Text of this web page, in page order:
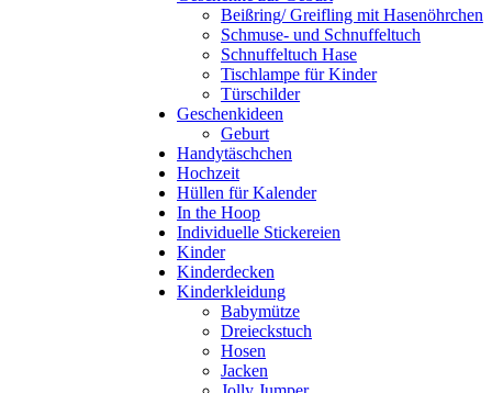
Beißring/ Greifling mit Hasenöhrchen
Schmuse- und Schnuffeltuch
Schnuffeltuch Hase
Tischlampe für Kinder
Türschilder
Geschenkideen
Geburt
Handytäschchen
Hochzeit
Hüllen für Kalender
In the Hoop
Individuelle Stickereien
Kinder
Kinderdecken
Kinderkleidung
Babymütze
Dreieckstuch
Hosen
Jacken